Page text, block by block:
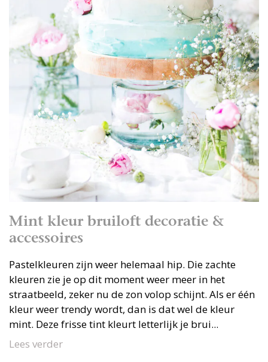
Mint kleur bruiloft decoratie &
accessoires
Pastelkleuren zijn weer helemaal hip. Die zachte
kleuren zie je op dit moment weer meer in het
straatbeeld, zeker nu de zon volop schijnt. Als er één
kleur weer trendy wordt, dan is dat wel de kleur
mint. Deze frisse tint kleurt letterlijk je brui...
Lees verder